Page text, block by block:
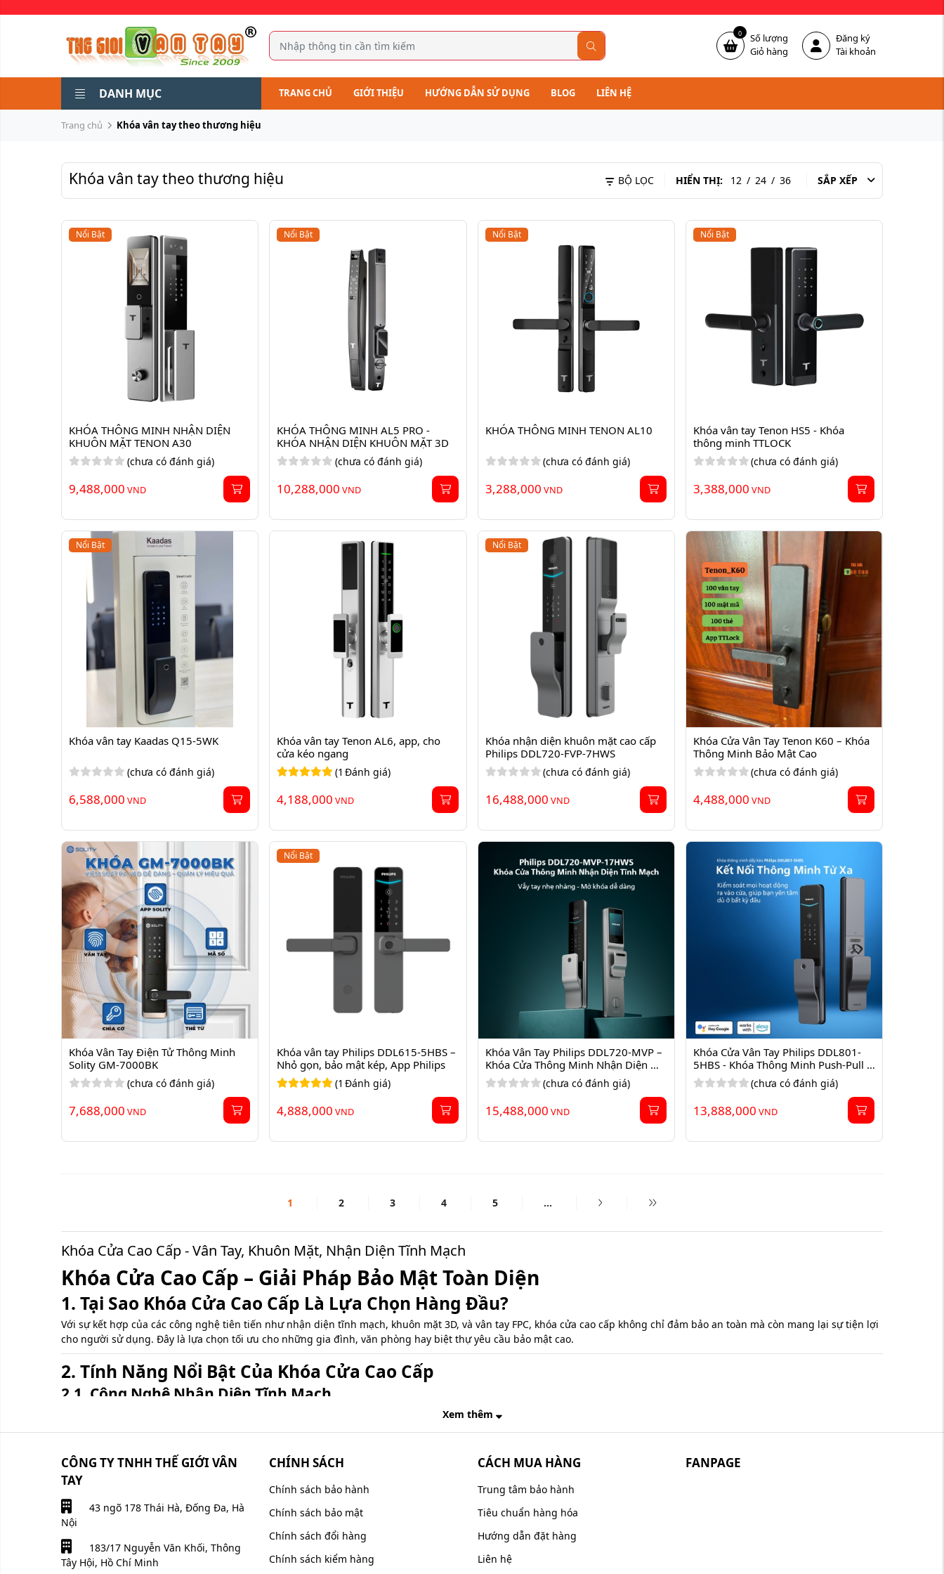
Đăng ký
Tài khoản
0
Số lượng
Giỏ hàng
DANH MỤC TRANG CHỦ GIỚI THIỆU HƯỚNG DẪN SỬ DỤNG BLOG LIÊN HỆ
Trang chủ Khóa vân tay theo thương hiệu
Khóa vân tay theo thương hiệu BỘ LỌC HIỂN THỊ: 12 / 24 / 36 SẮP XẾP
Nổi Bật
KHÓA THÔNG MINH NHẬN DIỆN
KHUÔN MẶT TENON A30
(chưa có đánh giá)
9,488,000 VND
Nổi Bật
KHÓA THÔNG MINH AL5 PRO -
KHÓA NHẬN DIỆN KHUÔN MẶT 3D
(chưa có đánh giá)
10,288,000 VND
Nổi Bật
KHÓA THÔNG MINH TENON AL10
(chưa có đánh giá)
3,288,000 VND
Nổi Bật
Khóa vân tay Tenon HS5 - Khóa
thông minh TTLOCK
(chưa có đánh giá)
3,388,000 VND
Nổi Bật
Khóa vân tay Kaadas Q15-5WK
(chưa có đánh giá)
6,588,000 VND
Khóa vân tay Tenon AL6, app, cho
cửa kéo ngang
(1 Đánh giá)
4,188,000 VND
Nổi Bật
Khóa nhận diện khuôn mặt cao cấp
Philips DDL720-FVP-7HWS
(chưa có đánh giá)
16,488,000 VND
Khóa Cửa Vân Tay Tenon K60 – Khóa
Thông Minh Bảo Mật Cao
(chưa có đánh giá)
4,488,000 VND
Khóa Vân Tay Điện Tử Thông Minh
Solity GM-7000BK
(chưa có đánh giá)
7,688,000 VND
Nổi Bật
Khóa vân tay Philips DDL615-5HBS –
Nhỏ gọn, bảo mật kép, App Philips
(1 Đánh giá)
4,888,000 VND
Khóa Vân Tay Philips DDL720-MVP –
Khóa Cửa Thông Minh Nhận Diện
Tĩnh Mạch, ...(chưa có đánh giá)
15,488,000 VND
Khóa Cửa Vân Tay Philips DDL801-
5HBS - Khóa Thông Minh Push-Pull
Cao Cấp
(chưa có đánh giá)
13,888,000 VND
1 2 3 4 5 ...
Khóa Cửa Cao Cấp - Vân Tay, Khuôn Mặt, Nhận Diện Tĩnh Mạch
Khóa Cửa Cao Cấp – Giải Pháp Bảo Mật Toàn Diện
1. Tại Sao Khóa Cửa Cao Cấp Là Lựa Chọn Hàng Đầu?
Với sự kết hợp của các công nghệ tiên tiến như nhận diện tĩnh mạch, khuôn mặt 3D, và vân tay FPC, khóa cửa cao cấp không chỉ đảm bảo an toàn mà còn mang lại sự tiện lợi
cho người sử dụng. Đây là lựa chọn tối ưu cho những gia đình, văn phòng hay biệt thự yêu cầu bảo mật cao.
2. Tính Năng Nổi Bật Của Khóa Cửa Cao Cấp
2.1. Công Nghệ Nhận Diện Tĩnh Mạch
Nhận diện tĩnh mạch là bước tiến vượt bậc trong lĩnh vực bảo mật. Công nghệ này hoạt động bằng cách quét và phân tích hệ thống tĩnh mạch độc nhất dưới da, mang lại
Độ chính xác cao hơn nhận diện vân tay thông thường.
2.2. Nhận Diện Khuôn Mặt 3D
Khóa cửa cao cấp sử dụng công nghệ nhận diện khuôn mặt 3D, giúp quét toàn bộ các đặc điểm khuôn mặt với độ chính xác cao và chống lại mọi hình thức giả mạo bằng ảnh
hoặc video.
2.3. Công Nghệ Vân Tay FPC Siêu Tốc
Xem thêm
CÔNG TY TNHH THẾ GIỚI VÂN
TAY
43 ngõ 178 Thái Hà, Đống Đa, Hà
Nội
183/17 Nguyễn Văn Khối, Thông
Tây Hội, Hồ Chí Minh
CHÍNH SÁCH
Chính sách bảo hành
Chính sách bảo mật
Chính sách đổi hàng
Chính sách kiểm hàng
CÁCH MUA HÀNG
Trung tâm bảo hành
Tiêu chuẩn hàng hóa
Hướng dẫn đặt hàng
Liên hệ
FANPAGE